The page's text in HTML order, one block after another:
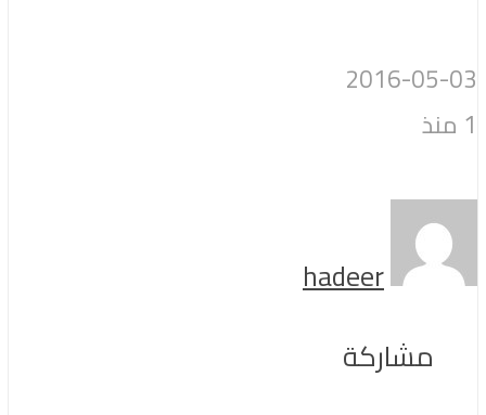
2016-05-03
1 منذ
hadeer
مشاركة